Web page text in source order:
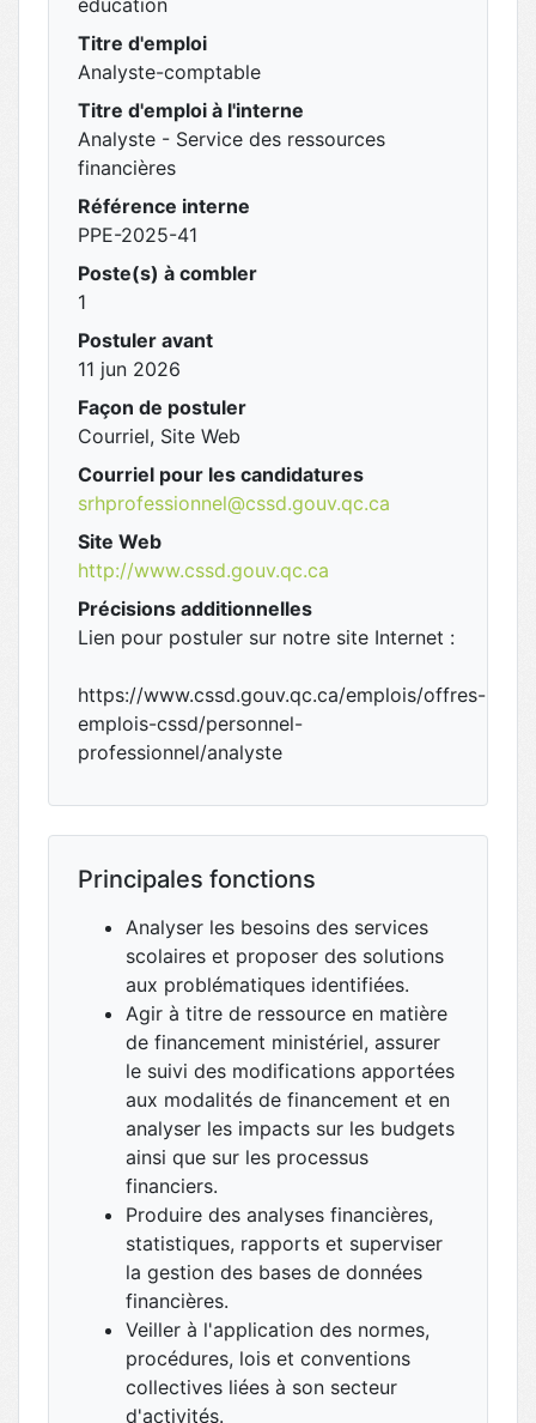
éducation
Titre d'emploi
Analyste-comptable
Titre d'emploi à l'interne
Analyste - Service des ressources
financières
Référence interne
PPE-2025-41
Poste(s) à combler
1
Postuler avant
11 jun 2026
Façon de postuler
Courriel, Site Web
Courriel pour les candidatures
srhprofessionnel@cssd.gouv.qc.ca
Site Web
http://www.cssd.gouv.qc.ca
Précisions additionnelles
Lien pour postuler sur notre site Internet :
https://www.cssd.gouv.qc.ca/emplois/offres-
emplois-cssd/personnel-
professionnel/analyste
Principales fonctions
Analyser les besoins des services
scolaires et proposer des solutions
aux problématiques identifiées.
Agir à titre de ressource en matière
de financement ministériel, assurer
le suivi des modifications apportées
aux modalités de financement et en
analyser les impacts sur les budgets
ainsi que sur les processus
financiers.
Produire des analyses financières,
statistiques, rapports et superviser
la gestion des bases de données
financières.
Veiller à l'application des normes,
procédures, lois et conventions
collectives liées à son secteur
d'activités.